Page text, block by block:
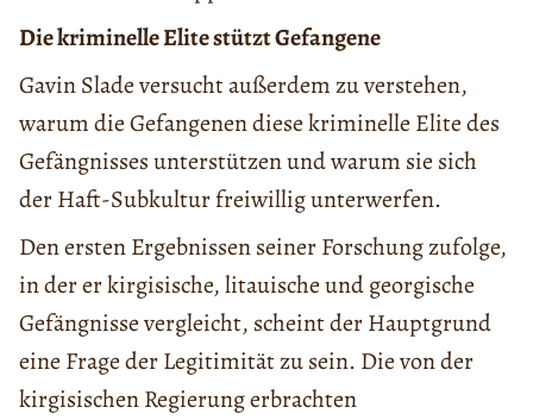
Die kriminelle Elite stützt Gefangene
Gavin Slade versucht außerdem zu verstehen,
warum die Gefangenen diese kriminelle Elite des
Gefängnisses unterstützen und warum sie sich
der Haft-Subkultur freiwillig unterwerfen.
Den ersten Ergebnissen seiner Forschung zufolge,
in der er kirgisische, litauische und georgische
Gefängnisse vergleicht, scheint der Hauptgrund
eine Frage der Legitimität zu sein. Die von der
kirgisischen Regierung erbrachten